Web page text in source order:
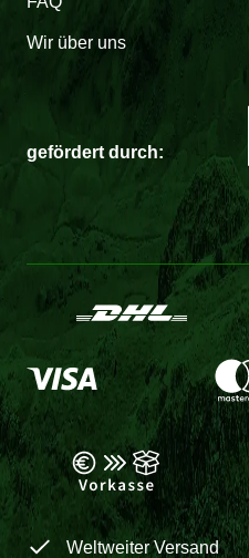
Wir über uns
gefördert durch:
Weltweiter Versand